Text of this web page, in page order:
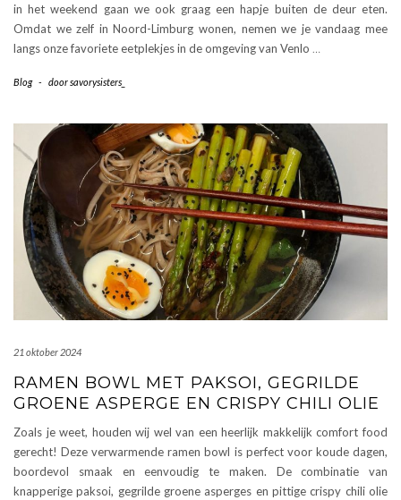
in het weekend gaan we ook graag een hapje buiten de deur eten.
Omdat we zelf in Noord-Limburg wonen, nemen we je vandaag mee
langs onze favoriete eetplekjes in de omgeving van Venlo …
Blog - doorsavorysisters_
21 oktober 2024
RAMEN BOWL MET PAKSOI, GEGRILDE
GROENE ASPERGE EN CRISPY CHILI OLIE
Zoals je weet, houden wij wel van een heerlijk makkelijk comfort food
gerecht! Deze verwarmende ramen bowl is perfect voor koude dagen,
boordevol smaak en eenvoudig te maken. De combinatie van
knapperige paksoi, gegrilde groene asperges en pittige crispy chili olie